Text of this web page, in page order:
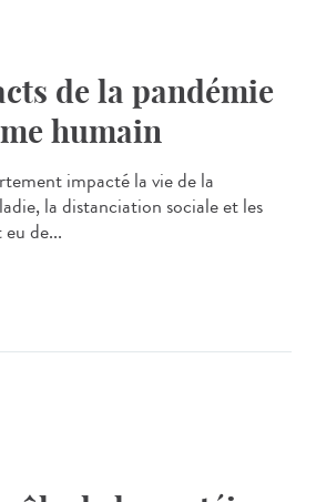
de la pandémie
humain
impacté la vie de la
la distanciation sociale et les
de...